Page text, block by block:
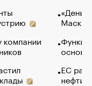
Маск в
основ
ЕС
нефти